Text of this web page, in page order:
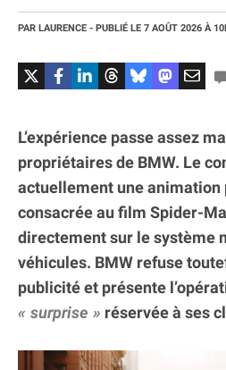
PAR LAURENCE - PUBLIÉ LE 7 AOÛT 2026 À
L’expérience passe assez
propriétaires de BMW. Le
actuellement une
consacrée au film Spider-
directement sur le système
véhicules. BMW refuse
publicité et présente
surprise
réservée à ses